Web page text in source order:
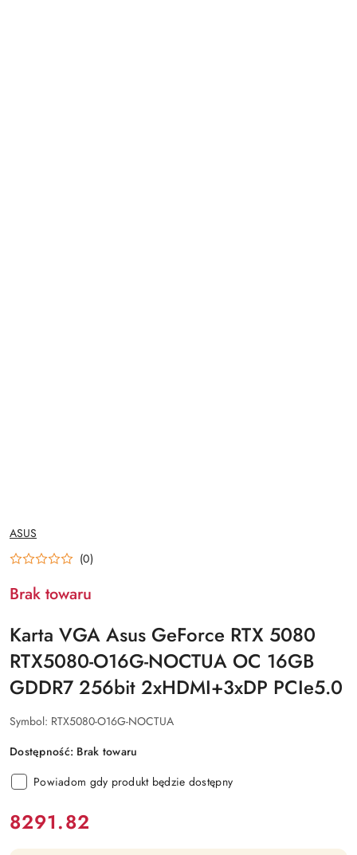
NAZWA
PRODUCENTA:
ASUS
(0)
Brak towaru
Karta VGA Asus GeForce RTX 5080
RTX5080-O16G-NOCTUA OC 16GB
GDDR7 256bit 2xHDMI+3xDP PCIe5.0
Symbol: RTX5080-O16G-NOCTUA
Dostępność: Brak towaru
Powiadom gdy produkt będzie dostępny
cena:
8291.82